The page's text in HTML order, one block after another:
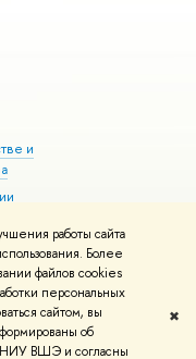
работы сайта
Более
файлов cookies
персональных
сайтом, вы
об
НИУ ВШЭ и согласны
✖
и
Условия использования